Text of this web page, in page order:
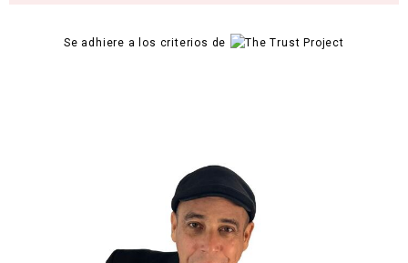
Se adhiere a los criterios de